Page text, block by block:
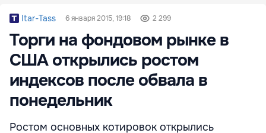
Itar-Tass 6 января 2015, 19:18 2 299
Торги на фондовом рынке в
США открылись ростом
индексов после обвала в
понедельник
Ростом основных котировок открылись